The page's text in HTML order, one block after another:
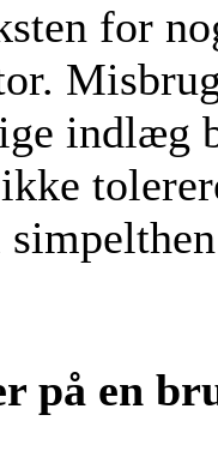
for
indlæg
på en